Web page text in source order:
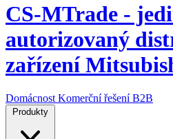
CS-MTrade -
autorizovaný
zařízení
Domácnost Komerční řešeníB2B
Produkty